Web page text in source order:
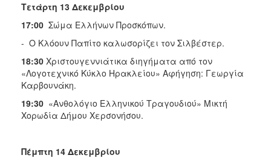
Τετάρτη 13 Δεκεμβρίου
17:00 Σώμα Ελλήνων Προσκόπων.
- Ο Κλόουν Παπίτο καλωσορίζει τον Σιλβέστερ.
18:30 Χριστουγεννιάτικα διηγήματα από τον
«Λογοτεχνικό Κύκλο Ηρακλείου» Αφήγηση: Γεωργία
Καρβουνάκη.
19:30 «Ανθολόγιο Ελληνικού Τραγουδιού» Μικτή
Χορωδία Δήμου Χερσονήσου.
Πέμπτη 14 Δεκεμβρίου